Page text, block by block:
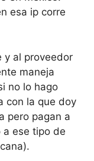
esa ip corre
y al proveedor
maneja
no lo hago
con la que doy
pero pagan a
a ese tipo de